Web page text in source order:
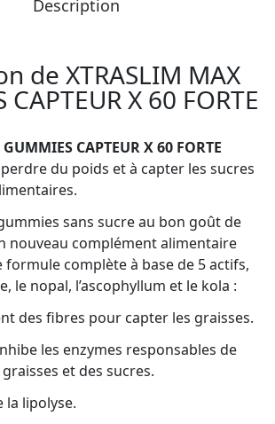
Description
de XTRASLIM MAX
CAPTEUR X 60 FORTE
CAPTEUR X 60 FORTE
du poids et à capter les sucres
sans sucre au bon goût de
nouveau complément alimentaire
formule complète à base de 5 actifs,
le nopal, l’ascophyllum et le kola :
des fibres pour capter les graisses.
les enzymes responsables de
et des sucres.
la lipolyse.